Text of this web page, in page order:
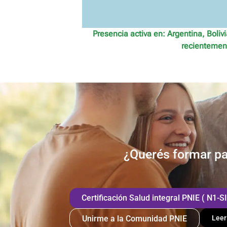
Presencia activa en: Argentina,
¿Querés formar
Certificación Salud integral PNIE ( N1-
Unirme a la Comunidad PNIE